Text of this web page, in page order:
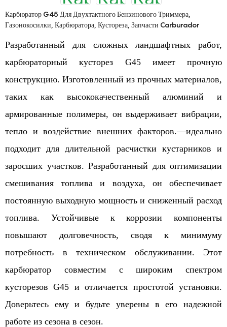
Карбюратор G45 Для Двухтактного Бензинового Триммера,
Газонокосилки, Карбюратора, Кустореза, Запчасти Carburador
Разработанный для сложных ландшафтных работ,
карбюраторный кусторез G45 имеет прочную
конструкцию. Изготовленный из прочных материалов,
таких как высококачественный алюминий и
армированные полимеры, он выдерживает вибрации,
тепло и воздействие внешних факторов.—идеально
подходит для длительной расчистки кустарников и
заросших участков. Разработанный для оптимизации
смешивания топлива и воздуха, он обеспечивает
постоянную выходную мощность и сниженный расход
топлива. Устойчивые к коррозии компоненты
повышают долговечность, сводя к минимуму
потребность в техническом обслуживании. Этот
карбюратор совместим с широким спектром
кусторезов G45 и отличается простотой установки.
Доверьтесь ему и будьте уверены в его надежной
работе из сезона в сезон.